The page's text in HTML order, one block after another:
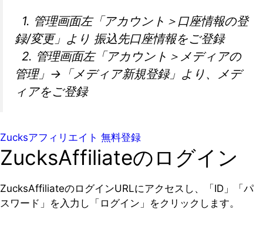
1. 管理画面左「アカウント＞口座情報の登
録/変更」より 振込先口座情報をご登録
2. 管理画面左「アカウント＞メディアの
管理」→「メディア新規登録」より、メデ
ィアをご登録
Zucksアフィリエイト 無料登録
ZucksAffiliateのログイン
ZucksAffiliateのログインURLにアクセスし、「ID」「パ
スワード」を入力し「ログイン」をクリックします。